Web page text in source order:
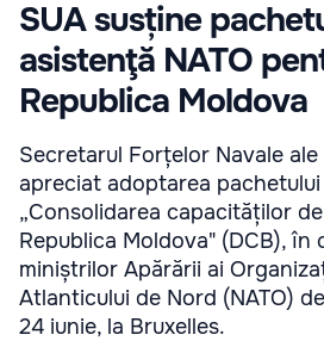
SUA susține
asistenţă NATO
Republica Moldova
Secretarul Forțelor Navale ale
apreciat adoptarea
„Consolidarea capacităților
Republica Moldova" (DCB), în
miniștrilor Apărării ai
Atlanticului de Nord (NATO)
24 iunie, la Bruxelles.